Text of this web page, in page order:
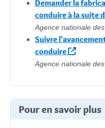
Demander la
conduire à la suite
Agence nationale
Suivre
conduire
Agence nationale
Pour en savoir plus